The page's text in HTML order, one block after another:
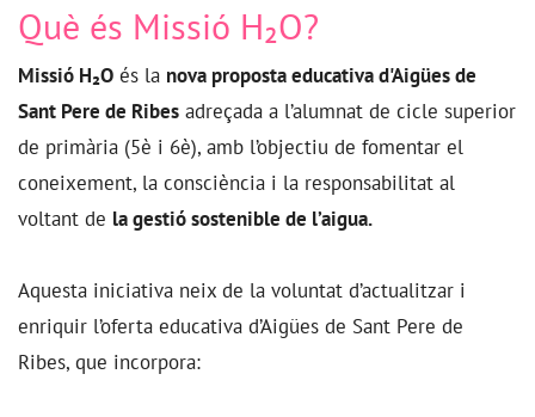
Què és Missió H₂O?
Missió H₂O és la nova proposta educativa d'Aigües de
Sant Pere de Ribes adreçada a l’alumnat de cicle superior
de primària (5è i 6è), amb l’objectiu de fomentar el
coneixement, la consciència i la responsabilitat al
voltant de la gestió sostenible de l’aigua.
Aquesta iniciativa neix de la voluntat d’actualitzar i
enriquir l’oferta educativa d’Aigües de Sant Pere de
Ribes, que incorpora: